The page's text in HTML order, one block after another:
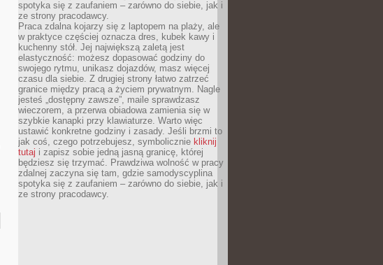
spotyka się z zaufaniem – zarówno do siebie, jak i
ze strony pracodawcy.
Praca zdalna kojarzy się z laptopem na plaży, ale
w praktyce częściej oznacza dres, kubek kawy i
kuchenny stół. Jej największą zaletą jest
elastyczność: możesz dopasować godziny do
swojego rytmu, unikasz dojazdów, masz więcej
czasu dla siebie. Z drugiej strony łatwo zatrzeć
granice między pracą a życiem prywatnym. Nagle
jesteś „dostępny zawsze”, maile sprawdzasz
wieczorem, a przerwa obiadowa zamienia się w
szybkie kanapki przy klawiaturze. Warto więc
ustawić konkretne godziny i zasady. Jeśli brzmi to
jak coś, czego potrzebujesz, symbolicznie kliknij
tutaj i zapisz sobie jedną jasną granicę, której
będziesz się trzymać. Prawdziwa wolność w pracy
zdalnej zaczyna się tam, gdzie samodyscyplina
spotyka się z zaufaniem – zarówno do siebie, jak i
ze strony pracodawcy.